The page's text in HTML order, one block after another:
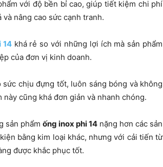
với độ bền bỉ cao, giúp tiết kiệm chi phí
nâng cao sức cạnh tranh.
14khá rẻ so với những lợi ích mà sản phẩm
của đơn vị kinh doanh.
chịu đựng tốt, luôn sáng bóng và không
cũng khá đơn giản và nhanh chóng.
sản phẩm ống inox phi 14nặng hơn các sản
bằng kim loại khác, nhưng với cải tiến từ
được khắc phục tốt.